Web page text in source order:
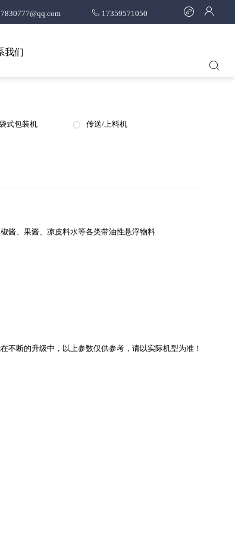
17359571050
我们
式包装机 传送/上料机
酱、果酱、凉皮料水等各类带油性悬浮物料
不断的升级中，以上参数仅供参考，请以实际机型为准！